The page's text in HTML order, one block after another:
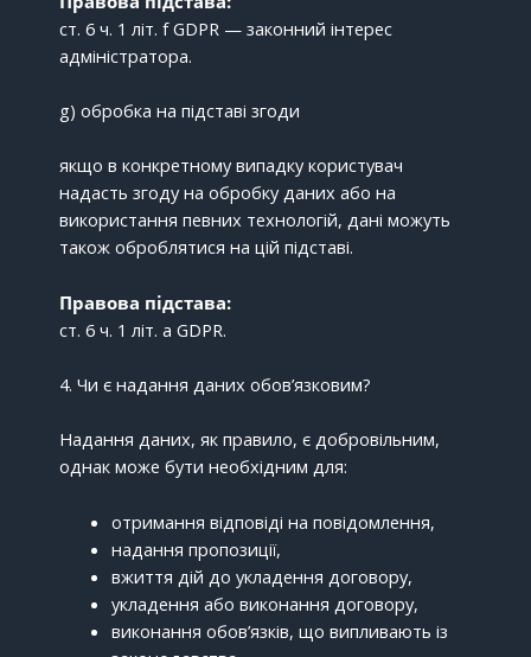
ст. 6 ч. 1 літ. f GDPR — законний інтерес
адміністратора.
g) обробка на підставі згоди
якщо в конкретному випадку користувач
надасть згоду на обробку даних або на
використання певних технологій, дані можуть
також оброблятися на цій підставі.
Правова підстава:
ст. 6 ч. 1 літ. a GDPR.
4. Чи є надання даних обов’язковим?
Надання даних, як правило, є добровільним,
однак може бути необхідним для:
отримання відповіді на повідомлення,
надання пропозиції,
вжиття дій до укладення договору,
укладення або виконання договору,
виконання обов’язків, що випливають із